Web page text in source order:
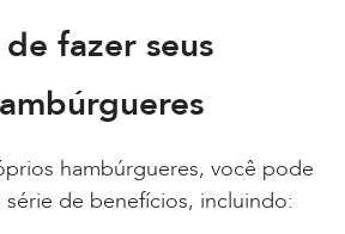
fazer seus
hambúrgueres, você pode
de benefícios, incluindo: